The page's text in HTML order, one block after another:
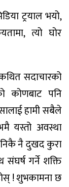
ट्रयाल भयो,
त्यो घोर
सदाचारको
कोणबाट पनि
हामी सबैले
यस्तो अवस्था
निकै नै दुखद कुरा
संघर्ष गर्ने शक्ति
! शुभकामना छ